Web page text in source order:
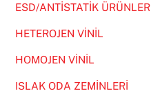
ESD/ANTİSTATİK ÜRÜNLER
HETEROJEN VİNİL
HOMOJEN VİNİL
ISLAK ODA ZEMİNLERİ